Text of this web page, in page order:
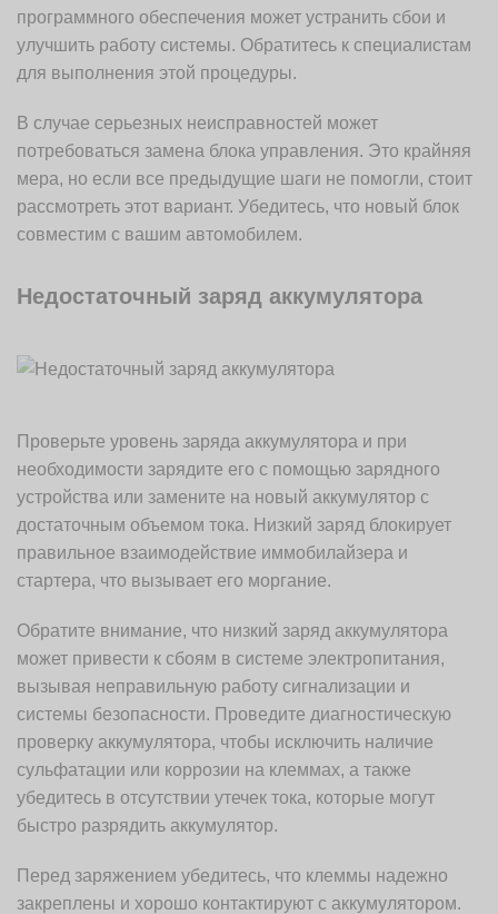
программного обеспечения может устранить сбои и
улучшить работу системы. Обратитесь к специалистам
для выполнения этой процедуры.
В случае серьезных неисправностей может
потребоваться замена блока управления. Это крайняя
мера, но если все предыдущие шаги не помогли, стоит
рассмотреть этот вариант. Убедитесь, что новый блок
совместим с вашим автомобилем.
Недостаточный заряд аккумулятора
Проверьте уровень заряда аккумулятора и при
необходимости зарядите его с помощью зарядного
устройства или замените на новый аккумулятор с
достаточным объемом тока. Низкий заряд блокирует
правильное взаимодействие иммобилайзера и
стартера, что вызывает его моргание.
Обратите внимание, что низкий заряд аккумулятора
может привести к сбоям в системе электропитания,
вызывая неправильную работу сигнализации и
системы безопасности. Проведите диагностическую
проверку аккумулятора, чтобы исключить наличие
сульфатации или коррозии на клеммах, а также
убедитесь в отсутствии утечек тока, которые могут
быстро разрядить аккумулятор.
Перед заряжением убедитесь, что клеммы надежно
закреплены и хорошо контактируют с аккумулятором.